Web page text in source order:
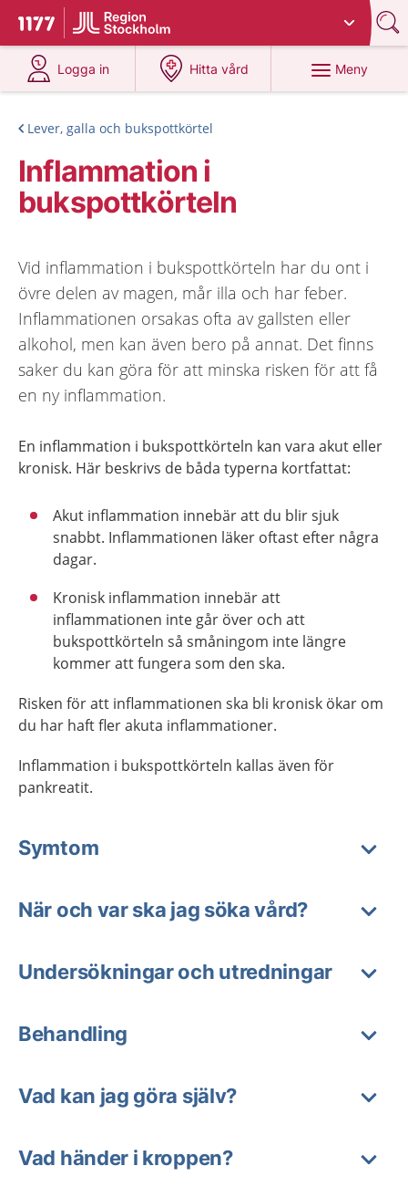
Till startsidan för 1177
Du har valt region
Logga in
på 1177.se
Hitta vård
på 1177.se
Meny
Lever, galla och bukspottkörtel
Inflammation i
bukspottkörteln
Vid inflammation i bukspottkörteln har du ont i
övre delen av magen, mår illa och har feber.
Inflammationen orsakas ofta av gallsten eller
alkohol, men kan även bero på annat. Det finns
saker du kan göra för att minska risken för att få
en ny inflammation.
En inflammation i bukspottkörteln kan vara akut eller
kronisk. Här beskrivs de båda typerna kortfattat:
Akut inflammation innebär att du blir sjuk
snabbt. Inflammationen läker oftast efter några
dagar.
Kronisk inflammation innebär att
inflammationen inte går över och att
bukspottkörteln så småningom inte längre
kommer att fungera som den ska.
Risken för att inflammationen ska bli kronisk ökar om
du har haft fler akuta inflammationer.
Inflammation i bukspottkörteln kallas även för
pankreatit.
Symtom
När och var ska jag söka vård?
Undersökningar och utredningar
Behandling
Vad kan jag göra själv?
Vad händer i kroppen?